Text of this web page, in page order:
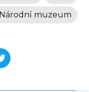
Národní muzeum